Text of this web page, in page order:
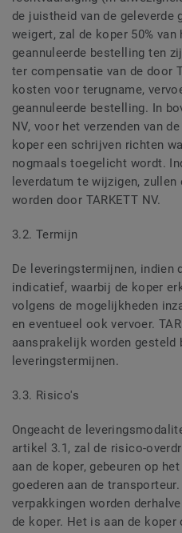
de juistheid van de geleverde
weigert, zal de koper 50% van
geannuleerde bestelling ten
ter compensatie van de door
kosten voor terugname,
geannuleerde bestelling. In
NV, voor het verzenden van
koper een schrijven richten
nogmaals toegelicht wordt.
leverdatum te wijzigen,
worden door TARKETT NV.
3.2. Termijn
De leveringstermijnen, indien
indicatief, waarbij de koper
volgens de mogelijkheden
en eventueel ook vervoer.
aansprakelijk worden gesteld
leveringstermijnen.
3.3. Risico's
Ongeacht de
artikel 3.1, zal de risico-
aan de koper, gebeuren op
goederen aan de
verpakkingen worden
de koper. Het is aan de